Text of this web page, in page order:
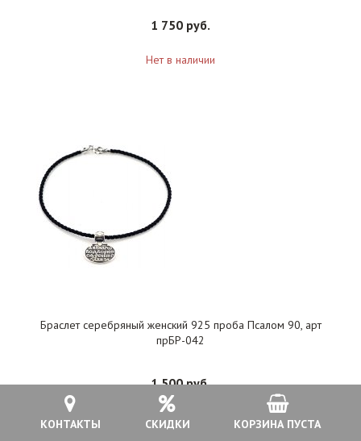
КОНТАКТЫ СКИДКИ КОРЗИНА ПУСТА
1 750 руб.
Нет в наличии
Браслет серебряный женский 925 проба Псалом 90, арт
прБР-042
1 500 руб.
В КОРЗИНУ